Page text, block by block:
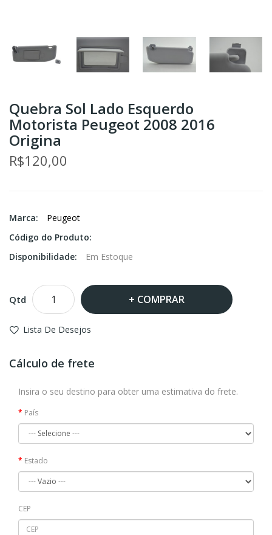
Quebra Sol Lado Esquerdo
Motorista Peugeot 2008 2016
Origina
R$120,00
Marca:
Peugeot
Código do Produto:
Disponibilidade:
Em Estoque
Qtd COMPRAR
Lista De Desejos
Cálculo de frete
Insira o seu destino para obter uma estimativa do frete.
País
Estado
CEP